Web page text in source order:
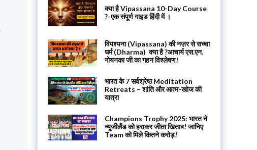
क्या है Vipassana 10-Day Course
?-एक संपूर्ण गाइड हिंदी में ।
विपश्यना (Vipassana) की नज़र से सच्चा
धर्म (Dharma) क्या है ?आचार्य एस.एन.
गोयनका जी का गहन विश्लेषण!
भारत के 7 सर्वश्रेष्ठ Meditation
Retreats – शांति और आत्म-खोज की
यात्रा
Champions Trophy 2025: भारत ने
न्यूजीलैंड को हराकर जीता खिताब! जानिए
Team को मिले कितने करोड़!